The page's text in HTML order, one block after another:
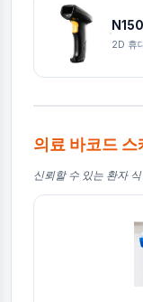
2D 휴
의료 바코드 스
신뢰할 수 있는 환자